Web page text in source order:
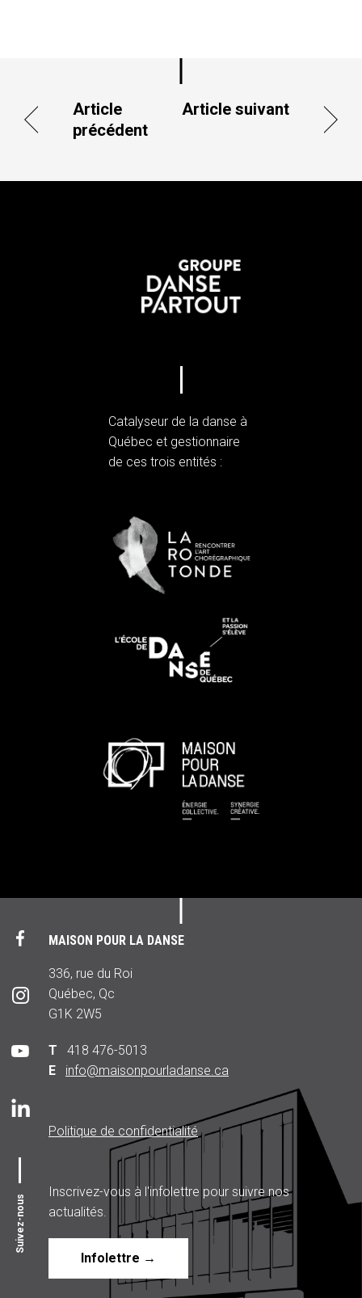
Article
précédent
Article suivant
Catalyseur de la danse à
Québec et gestionnaire
de ces trois entités :
Suivez-nous
MAISON POUR LA DANSE
336, rue du Roi
Québec, Qc
G1K 2W5
T 418 476-5013
E
info@maisonpourladanse.ca
Politique de confidentialité
Inscrivez-vous à l'infolettre pour suivre nos
actualités.
Infolettre →